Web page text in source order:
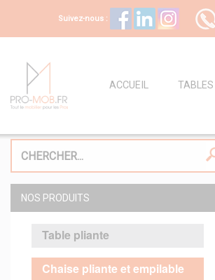
Suivez-nous :
ACCUEIL TABLES
NOS PRODUITS
Table pliante
Chaise pliante et empilable